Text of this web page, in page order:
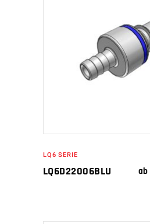
WEITERLESEN
LQ6 SERIE
LQ6D22006BLU ab